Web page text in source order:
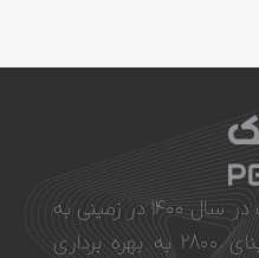
شرکت دانش بنیان پتروهانیک در سال ۱۴۰۰ در زمینی به
مساحت ۷۰۰۰ مترمربع با زیربنای ۲۸۰۰ به بهره برداری